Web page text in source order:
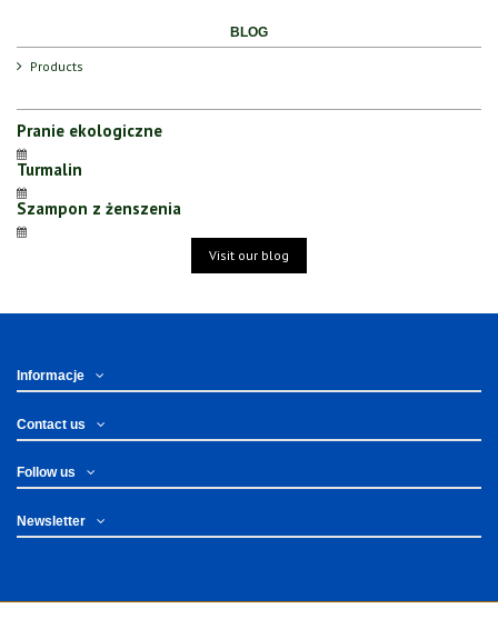
BLOG
Products
Pranie ekologiczne
Turmalin
Szampon z żenszenia
Visit our blog
Informacje
Contact us
Follow us
Newsletter